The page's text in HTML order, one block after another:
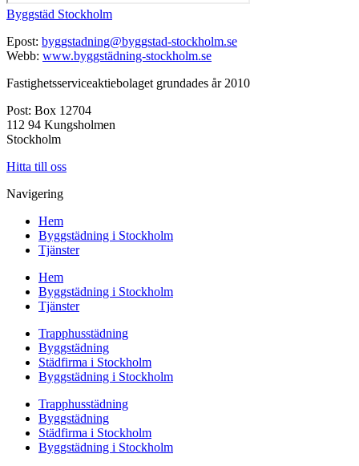
Byggstäd Stockholm
Epost: byggstadning@byggstad-stockholm.se
Webb: www.byggstädning-stockholm.se
Fastighetsserviceaktiebolaget grundades år 2010
Post: Box 12704
112 94 Kungsholmen
Stockholm
Hitta till oss
Navigering
Hem
Byggstädning i Stockholm
Tjänster
Hem
Byggstädning i Stockholm
Tjänster
Trapphusstädning
Byggstädning
Städfirma i Stockholm
Byggstädning i Stockholm
Trapphusstädning
Byggstädning
Städfirma i Stockholm
Byggstädning i Stockholm